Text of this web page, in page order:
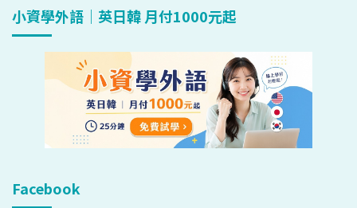
小資學外語｜英日韓 月付1000元起
Facebook